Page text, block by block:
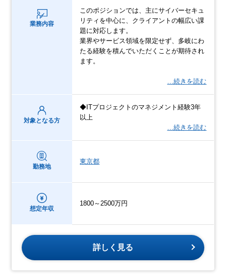
業務内容
このポジションでは、主にサイバーセキュ
リティを中心に、クライアントの幅広い課
題に対応します。
業界やサービス領域を限定せず、多岐にわ
たる経験を積んでいただくことが期待され
ます。
…続きを読む
対象となる方
◆ITプロジェクトのマネジメント経験3年
以上
…続きを読む
勤務地
東京都
想定年収
1800～2500万円
詳しく見る